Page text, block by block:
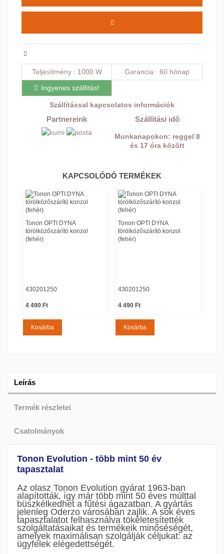
Teljesítmény 1000 W Garancia
60 hónap
Ingyenes szállítás!
Szállítással kapcsolatos információk
Partnereink Szállítási idő
Munkanapokon: reggel 8
és 17 óra között
KAPCSOLÓDÓ TERMÉKEK
Tonon OPTI DYNA
törölközőszárító konzol
(fehér)
430201250
Ár
4 490 Ft
Kosárba
Tonon OPTI DYNA
törölközőszárító konzol
(fehér)
430201250
Ár
4 490 Ft
Kosárba
Leírás
Termék részletei
Csatolmányok
Tonon Evolution - több mint 50 év
tapasztalat
Az olasz Tonon Evolution gyárat 1963-ban
alapították, így már több mint 50 éves múlttal
büszkélkedhet a fűtési ágazatban. A gyártás
jelenleg Oderzo városában zajlik. A sok éves
tapasztalatot felhasználva tökéletesítették
szolgáltatásaikat és termékeik minőséségét,
amelyek maximálisan szolgálják céljukat: az
ügyfelek elégedettségét.